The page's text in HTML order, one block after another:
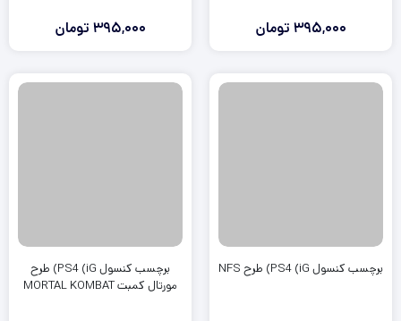
395,000 تومان 395,000 تومان
برچسب کنسول PS4 (iG) طرح NFS
برچسب کنسول PS4 (iG) طرح
مورتال کمبت MORTAL KOMBAT